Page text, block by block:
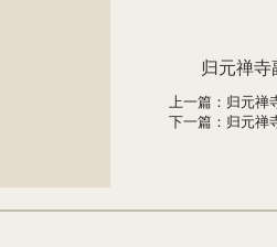
归元禅寺
上一篇 ： 归元禅
下一篇 ： 归元禅